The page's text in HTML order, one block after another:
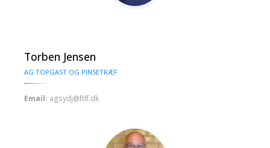
Torben Jensen
AG TOPGAST OG PINSETRÆF
Email: agsydj@ftlf.dk